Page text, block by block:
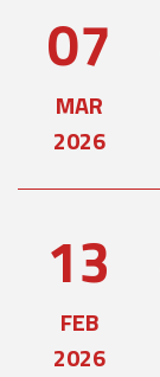
07
MAR
2026
13
FEB
2026